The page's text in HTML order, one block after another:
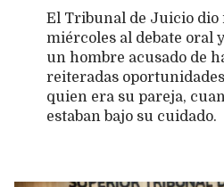
El Tribunal de Juicio dio
miércoles al debate oral
un hombre acusado de
reiteradas
quien era su pareja,
estaban bajo su cuidado.